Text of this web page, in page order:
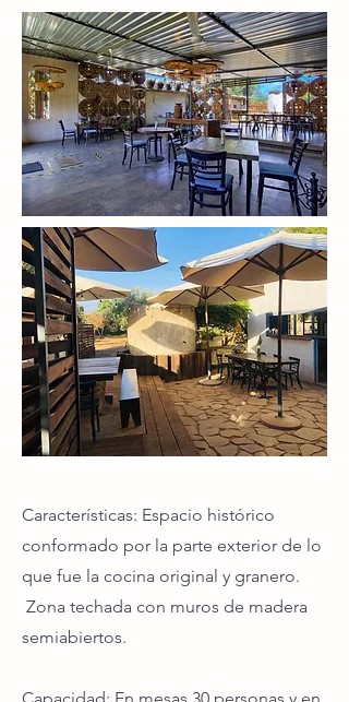
Características: Espacio histórico
conformado por la parte exterior de lo
que fue la cocina original y granero.
Zona techada con muros de madera
semiabiertos.